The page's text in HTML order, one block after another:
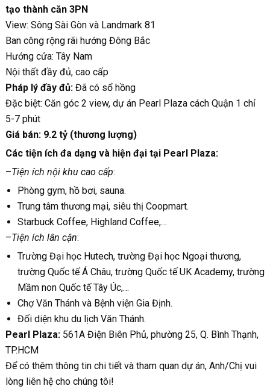
tạo thành căn 3PN
View: Sông Sài Gòn và Landmark 81
Ban công rộng rãi hướng Đông Bắc
Hướng cửa: Tây Nam
Nội thất đầy đủ, cao cấp
Pháp lý đầy đủ:Đã có sổ hồng
Đặc biệt: Căn góc 2 view, dự án Pearl Plaza cách Quận 1 chỉ
5-7 phút
Giá bán: 9.2 tỷ (thương lượng)
Các tiện ích đa dạng và hiện đại tại Pearl Plaza:
–Tiện ích nội khu cao cấp:
Phòng gym, hồ bơi, sauna.
Trung tâm thương mại, siêu thị Coopmart.
Starbuck Coffee, Highland Coffee,…
–Tiện ích lân cận:
Trường Đại học Hutech, trường Đại học Ngoại thương,
trường Quốc tế Á Châu, trường Quốc tế UK Academy, trường
Mầm non Quốc tế Tây Úc,…
Chợ Văn Thánh và Bệnh viện Gia Định.
Đối diện khu du lịch Văn Thánh.
Pearl Plaza: 561A Điện Biên Phủ, phường 25, Q. Bình Thạnh,
TP.HCM
Để có thêm thông tin chi tiết và tham quan dự án, Anh/Chị vui
lòng liên hệ cho chúng tôi!